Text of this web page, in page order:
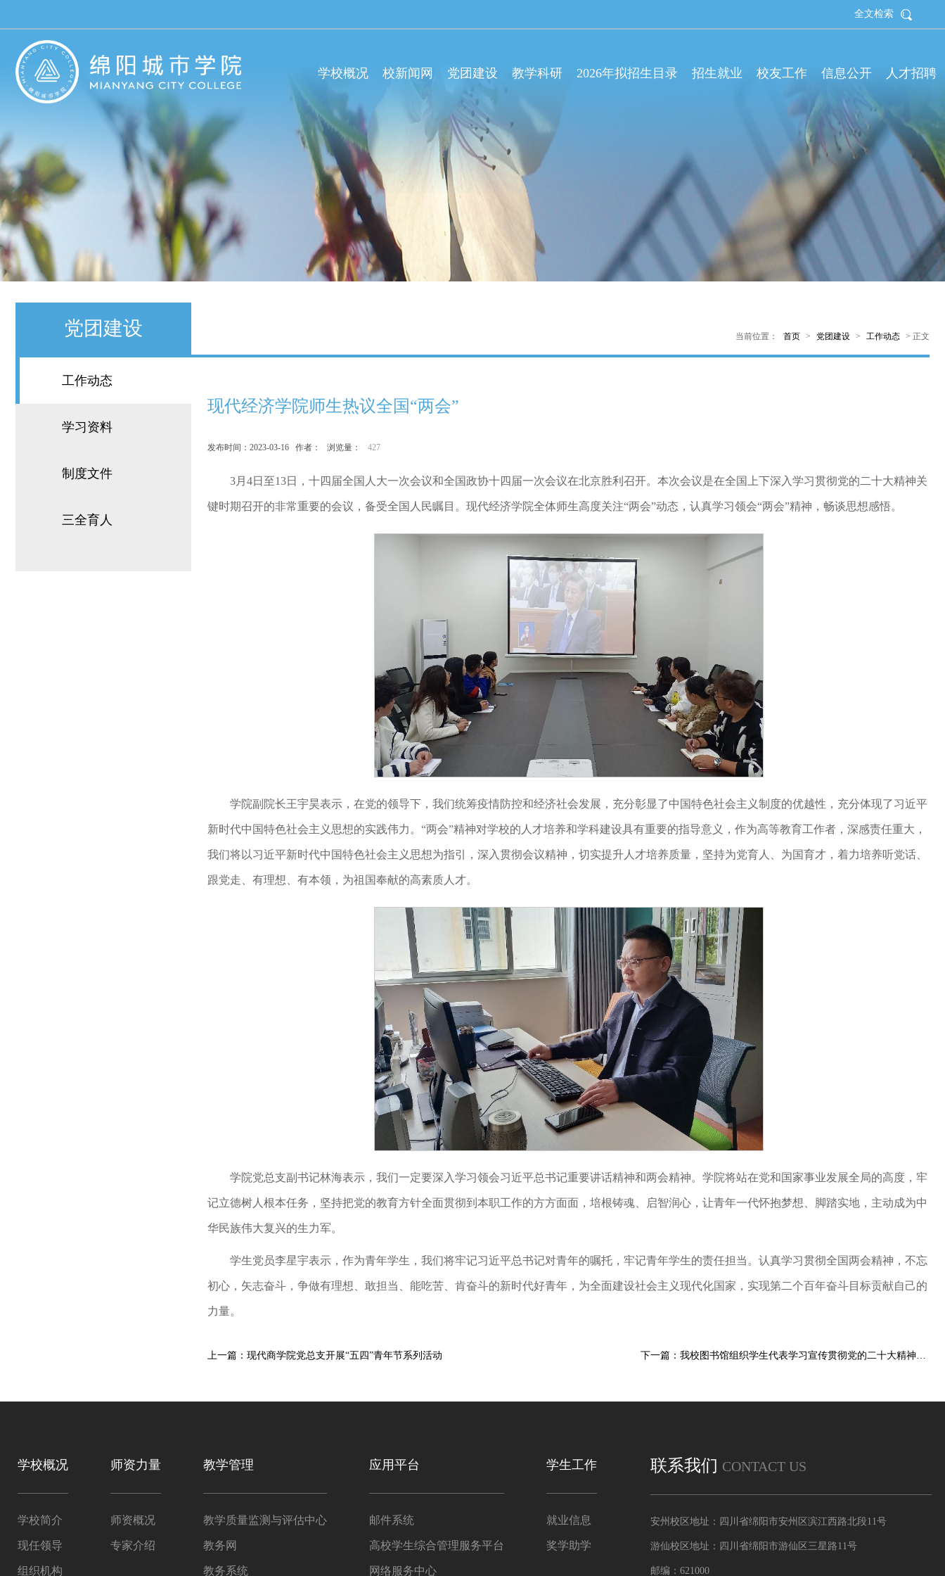
全文检索
学校概况 校新闻网 党团建设 教学科研 2026年拟招生目录 招生就业 校友工作 信息公开 人才招聘
当前位置： 首页 > 党团建设 > 工作动态 > 正文
党团建设
工作动态
学习资料
制度文件
三全育人
现代经济学院师生热议全国“两会”
发布时间：2023-03-16 作者： 浏览量： 427
3月4日至13日，十四届全国人大一次会议和全国政协十四届一次会议在北京胜利召开。本次会议是在全国上下深入学习贯彻党的二十大精神关
键时期召开的非常重要的会议，备受全国人民瞩目。现代经济学院全体师生高度关注“两会”动态，认真学习领会“两会”精神，畅谈思想感悟。
学院副院长王宇昊表示，在党的领导下，我们统筹疫情防控和经济社会发展，充分彰显了中国特色社会主义制度的优越性，充分体现了习近平
新时代中国特色社会主义思想的实践伟力。“两会”精神对学校的人才培养和学科建设具有重要的指导意义，作为高等教育工作者，深感责任重大，
我们将以习近平新时代中国特色社会主义思想为指引，深入贯彻会议精神，切实提升人才培养质量，坚持为党育人、为国育才，着力培养听党话、
跟党走、有理想、有本领，为祖国奉献的高素质人才。
学院党总支副书记林海表示，我们一定要深入学习领会习近平总书记重要讲话精神和两会精神。学院将站在党和国家事业发展全局的高度，牢
记立德树人根本任务，坚持把党的教育方针全面贯彻到本职工作的方方面面，培根铸魂、启智润心，让青年一代怀抱梦想、脚踏实地，主动成为中
华民族伟大复兴的生力军。
学生党员李星宇表示，作为青年学生，我们将牢记习近平总书记对青年的嘱托，牢记青年学生的责任担当。认真学习贯彻全国两会精神，不忘
初心，矢志奋斗，争做有理想、敢担当、能吃苦、肯奋斗的新时代好青年，为全面建设社会主义现代化国家，实现第二个百年奋斗目标贡献自己的
力量。
下一篇：我校图书馆组织学生代表学习宣传贯彻党的二十大精神主题报告
上一篇：现代商学院党总支开展“五四”青年节系列活动
学校概况
学校简介
现任领导
组织机构
师资力量
师资概况
专家介绍
教学管理
教学质量监测与评估中心
教务网
教务系统
应用平台
邮件系统
高校学生综合管理服务平台
网络服务中心
学生工作
就业信息
奖学助学
联系我们 CONTACT US
安州校区地址：四川省绵阳市安州区滨江西路北段11号
游仙校区地址：四川省绵阳市游仙区三星路11号
邮编：621000